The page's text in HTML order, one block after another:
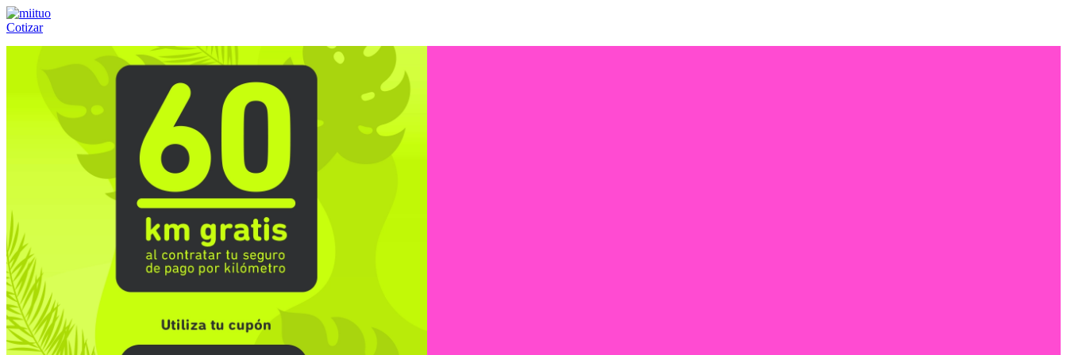
Cotizar
(55) 84-21-05-00ó800-953-00-59